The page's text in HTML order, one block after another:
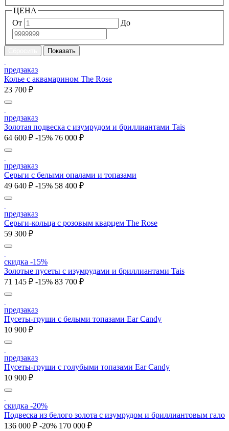
ЦЕНА
От
До
предзаказ
Колье с аквамарином The Rose
23 700 ₽
предзаказ
Золотая подвеска с изумрудом и бриллиантами Tais
64 600 ₽ -15% 76 000 ₽
предзаказ
Серьги с белыми опалами и топазами
49 640 ₽ -15% 58 400 ₽
предзаказ
Серьги-кольца с розовым кварцем The Rose
59 300 ₽
скидка -15%
Золотые пусеты с изумрудами и бриллиантами Tais
71 145 ₽ -15% 83 700 ₽
предзаказ
Пусеты-груши с белыми топазами Ear Candy
10 900 ₽
предзаказ
Пусеты-груши с голубыми топазами Ear Candy
10 900 ₽
скидка -20%
Подвеска из белого золота с изумрудом и бриллиантовым гало
136 000 ₽ -20% 170 000 ₽